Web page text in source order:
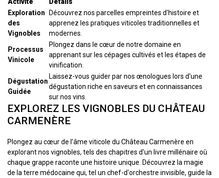
Exploration
des
Vignobles
Découvrez nos parcelles empreintes d'histoire et
apprenez les pratiques viticoles traditionnelles et
modernes.
Processus
Vinicole
Plongez dans le cœur de notre domaine en
apprenant sur les cépages cultivés et les étapes de
vinification.
Dégustation
Guidée
Laissez-vous guider par nos œnologues lors d'une
dégustation riche en saveurs et en connaissances
sur nos vins.
EXPLOREZ LES VIGNOBLES DU CHÂTEAU
CARMENÈRE
Plongez au cœur de l'âme viticole du Château Carmenère en
explorant nos vignobles, tels des chapitres d'un livre millénaire où
chaque grappe raconte une histoire unique. Découvrez la magie
de la terre médocaine qui, tel un chef-d'orchestre invisible, guide la